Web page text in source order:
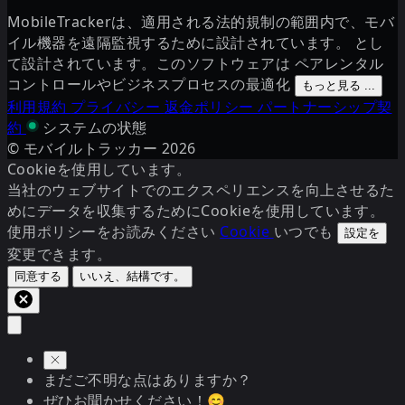
MobileTrackerは、適用される法的規制の範囲内で、モバ
イル機器を遠隔監視するために設計されています。 とし
て設計されています。このソフトウェアは ペアレンタル
コントロールやビジネスプロセスの最適化
利用規約 プライバシー 返金ポリシーパートナーシップ契
約
システムの状態
© モバイルトラッカー 2026
Cookieを使用しています。
当社のウェブサイトでのエクスペリエンスを向上させるた
めにデータを収集するためにCookieを使用しています。
使用ポリシーをお読みください Cookie いつでも 設定を
変更できます。
同意する いいえ、結構です。
まだご不明な点はありますか？
ぜひお聞かせください！😊